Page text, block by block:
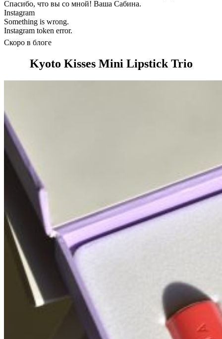
Спасибо, что вы со мной! Ваша Сабина.
Instagram
Something is wrong.
Instagram token error.
Скоро в блоге
Kyoto Kisses Mini Lipstick Trio